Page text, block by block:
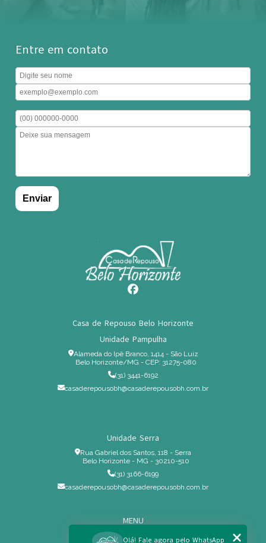
Entre em contato
Casa de Repouso Belo Horizonte
Unidade Pampulha
Alameda do Ipê Branco, 1414 - São Luiz
Belo Horizonte/MG - CEP: 31275-080
(31) 3441-6192
casaderepousobh@casaderepousobh.com.br
Unidade Serra
Rua Gabriel dos Santos, 118 - Serra
Belo Horizonte - MG - 30210-510
(31) 3166-6199
casaderepousobh@casaderepousobh.com.br
MENU
Home
Olá! Fale agora pelo WhatsApp